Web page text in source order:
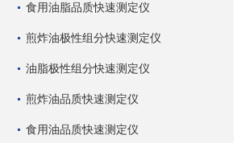
食用油脂品质快速测定仪
煎炸油极性组分快速测定仪
油脂极性组分快速测定仪
煎炸油品质快速测定仪
食用油品质快速测定仪